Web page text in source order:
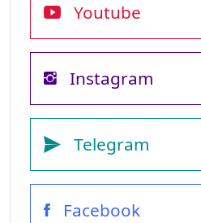
Youtube
Instagram
Telegram
Facebook